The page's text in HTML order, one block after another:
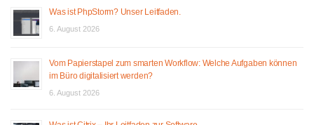
Was ist PhpStorm? Unser Leitfaden.
6. August 2026
Vom Papierstapel zum smarten Workflow: Welche Aufgaben können
im Büro digitalisiert werden?
6. August 2026